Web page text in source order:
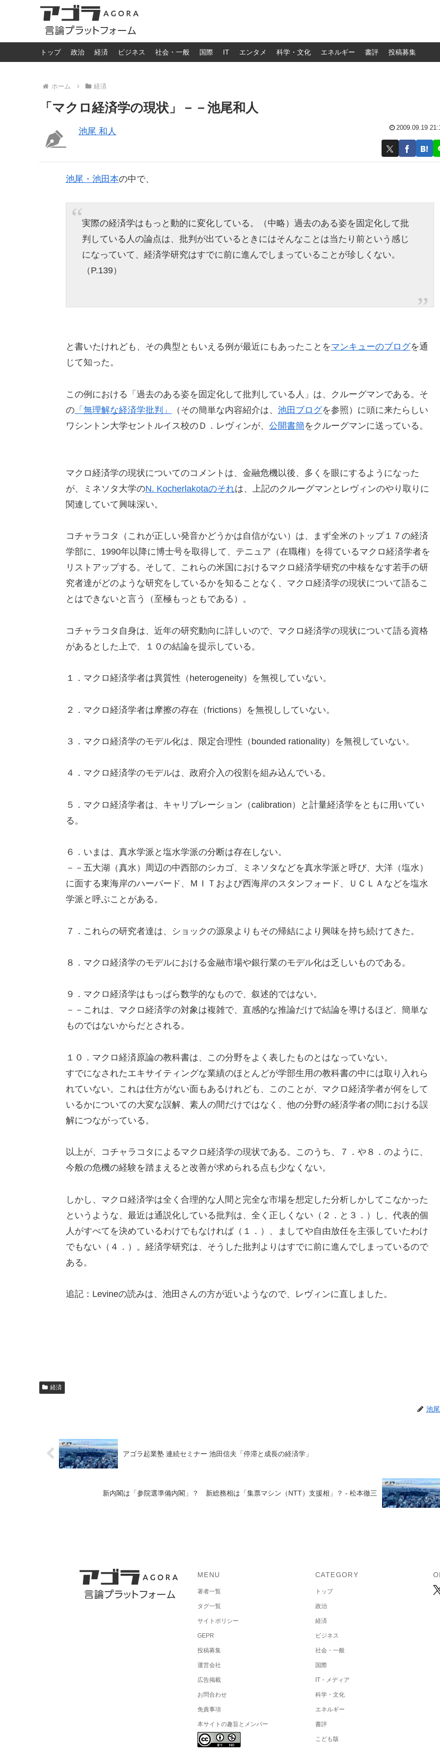
トップ 政治 経済 ビジネス 社会・一般 国際 IT エンタメ 科学・文化 エネルギー 書評 投稿募集
ホーム 経済
「マクロ経済学の現状」－－池尾和人
池尾 和人 2009.09.19
池尾・池田本の中で、
実際の経済学はもっと動的に変化している。（中略）過去のある姿を固定化して批
判している人の論点は、批判が出ているときにはそんなことは当たり前という感じ
になっていて、経済学研究はすでに前に進んでしまっていることが珍しくない。
（P.139）
と書いたけれども、その典型ともいえる例が最近にもあったことをマンキューのブログを通
じて知った。
この例における「過去のある姿を固定化して批判している人」は、クルーグマンである。そ
の「無理解な経済学批判」 （その簡単な内容紹介は、 池田ブログを参照）に頭に来たらしい
ワシントン大学セントルイス校のＤ．レヴィンが、 公開書簡をクルーグマンに送っている。
マクロ経済学の現状についてのコメントは、金融危機以後、多くを眼にするようになった
が、ミネソタ大学のN. Kocherlakotaのそれは、上記のクルーグマンとレヴィンのやり取りに
関連していて興味深い。
コチャラコタ（これが正しい発音かどうかは自信がない）は、まず全米のトップ１７の経済
学部に、1990年以降に博士号を取得して、テニュア（在職権）を得ているマクロ経済学者を
リストアップする。そして、これらの米国におけるマクロ経済学研究の中核をなす若手の研
究者達がどのような研究をしているかを知ることなく、マクロ経済学の現状について語るこ
とはできないと言う（至極もっともである）。
コチャラコタ自身は、近年の研究動向に詳しいので、マクロ経済学の現状について語る資格
があるとした上で、１０の結論を提示している。
１．マクロ経済学者は異質性（heterogeneity）を無視していない。
２．マクロ経済学者は摩擦の存在（frictions）を無視ししていない。
３．マクロ経済学のモデル化は、限定合理性（bounded rationality）を無視していない。
４．マクロ経済学のモデルは、政府介入の役割を組み込んでいる。
５．マクロ経済学者は、キャリブレーション（calibration）と計量経済学をともに用いてい
る。
６．いまは、真水学派と塩水学派の分断は存在しない。
－－五大湖（真水）周辺の中西部のシカゴ、ミネソタなどを真水学派と呼び、大洋（塩水）
に面する東海岸のハーバード、ＭＩＴおよび西海岸のスタンフォード、ＵＣＬＡなどを塩水
学派と呼ぶことがある。
７．これらの研究者達は、ショックの源泉よりもその帰結により興味を持ち続けてきた。
８．マクロ経済学のモデルにおける金融市場や銀行業のモデル化は乏しいものである。
９．マクロ経済学はもっぱら数学的なもので、叙述的ではない。
－－これは、マクロ経済学の対象は複雑で、直感的な推論だけで結論を導けるほど、簡単な
ものではないからだとされる。
１０．マクロ経済原論の教科書は、この分野をよく表したものとはなっていない。
すでになされたエキサイティングな業績のほとんどが学部生用の教科書の中には取り入れら
れていない。これは仕方がない面もあるけれども、このことが、マクロ経済学者が何をして
いるかについての大変な誤解、素人の間だけではなく、他の分野の経済学者の間における誤
解につながっている。
以上が、コチャラコタによるマクロ経済学の現状である。このうち、７．や８．のように、
今般の危機の経験を踏まえると改善が求められる点も少なくない。
しかし、マクロ経済学は全く合理的な人間と完全な市場を想定した分析しかしてこなかった
というような、最近は通説化している批判は、全く正しくない（２．と３．）し、代表的個
人がすべてを決めているわけでもなければ（１．）、ましてや自由放任を主張していたわけ
でもない（４．）。経済学研究は、そうした批判よりはすでに前に進んでしまっているので
ある。
追記：Levineの読みは、池田さんの方が近いようなので、レヴィンに直しました。
経済
池
アゴラ起業塾 連続セミナー 池田信夫「停滞と成長の経済学」
新内閣は「参院選準備内閣」？ 新総務相は「集票マシン（NTT）支援相」？ - 松本徹三
MENU
著者一覧
タグ一覧
サイトポリシー
GEPR
投稿募集
運営会社
広告掲載
お問合わせ
免責事項
本サイトの趣旨とメンバー
CATEGORY
トップ
政治
経済
ビジネス
社会・一般
国際
IT・メディア
科学・文化
エネルギー
書評
こども版